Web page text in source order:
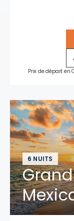
Prix de départ en
6 NUITS